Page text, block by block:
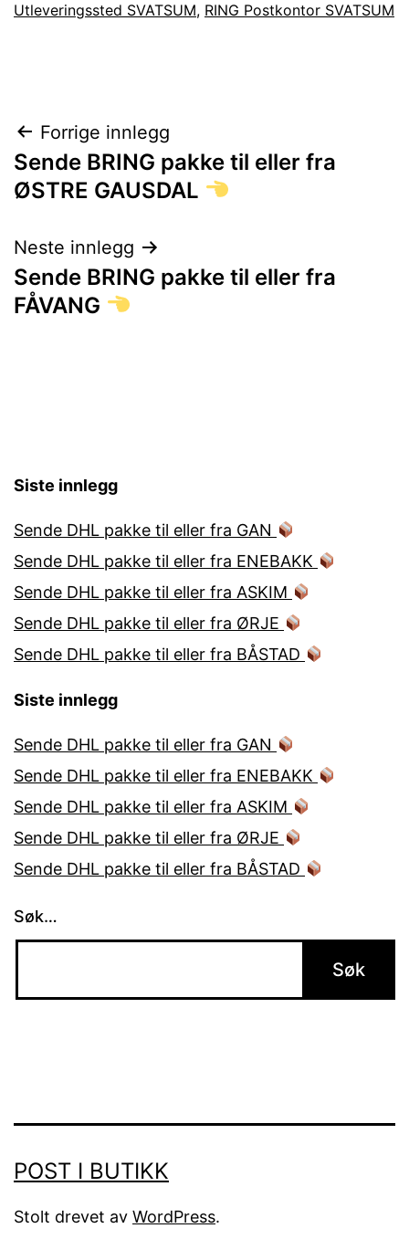
Utleveringssted SVATSUM, RING Postkontor SVATSUM
Innleggsnavigasjon
Forrige innlegg
Sende BRING pakke til eller fra
ØSTRE GAUSDAL
Neste innlegg
Sende BRING pakke til eller fra
FÅVANG
Siste innlegg
Sende DHL pakke til eller fra GAN
Sende DHL pakke til eller fra ENEBAKK
Sende DHL pakke til eller fra ASKIM
Sende DHL pakke til eller fra ØRJE
Sende DHL pakke til eller fra BÅSTAD
Siste innlegg
Sende DHL pakke til eller fra GAN
Sende DHL pakke til eller fra ENEBAKK
Sende DHL pakke til eller fra ASKIM
Sende DHL pakke til eller fra ØRJE
Sende DHL pakke til eller fra BÅSTAD
Søk…
POST I BUTIKK
Stolt drevet av WordPress.